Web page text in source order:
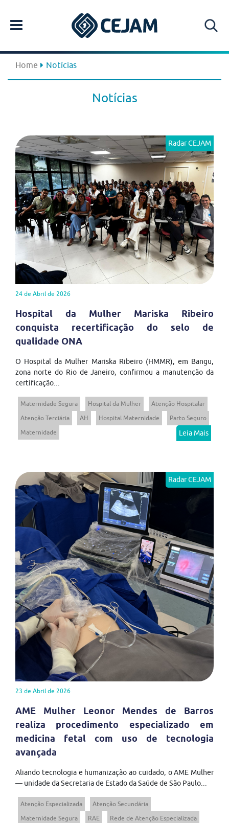
Home Notícias
Notícias
Radar CEJAM
24 de Abril de 2026
Hospital da Mulher Mariska Ribeiro
conquista recertificação do selo de
qualidade ONA
O Hospital da Mulher Mariska Ribeiro (HMMR), em Bangu,
zona norte do Rio de Janeiro, confirmou a manutenção da
certificação...
Maternidade Segura Hospital da Mulher
Atenção Hospitalar
Atenção Terciária
AH Hospital Maternidade
Parto Seguro
Maternidade
Leia Mais
Radar CEJAM
23 de Abril de 2026
AME Mulher Leonor Mendes de Barros
realiza procedimento especializado em
medicina fetal com uso de tecnologia
avançada
Aliando tecnologia e humanização ao cuidado, o AME Mulher
— unidade da Secretaria de Estado da Saúde de São Paulo...
Atenção Especializada
Atenção Secundária
Maternidade Segura
RAE
Rede de Atenção Especializada